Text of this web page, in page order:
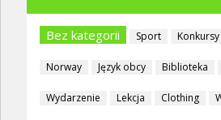
Bez kategorii Sport Konkursy
Norway Język obcy Biblioteka
Wydarzenie Lekcja Clothing